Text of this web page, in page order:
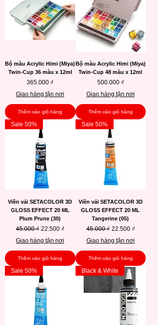
Bộ màu Acrylic Himi (Miya)
Twin-Cup 36 màu x 12ml
Giá
365.000 ₫
Giao hàng tận nơi
Thêm vào giỏ hàng
Bộ màu Acrylic Himi (Miya)
Twin-Cup 48 màu x 12ml
Giá
500.000 ₫
Giao hàng tận nơi
Thêm vào giỏ hàng
Sale 50%
Viền vải SETACOLOR 3D
GLOSS EFFECT 20 ML
Plum Prune (30)
Giá thông thường
45.000 ₫ Giá bán rẻ
22.500 ₫
Giao hàng tận nơi
Thêm vào giỏ hàng
Sale 50%
Viền vải SETACOLOR 3D
GLOSS EFFECT 20 ML
Tangerine (05)
Giá thông thường
45.000 ₫ Giá bán rẻ
22.500 ₫
Giao hàng tận nơi
Thêm vào giỏ hàng
Sale 50% Black & White